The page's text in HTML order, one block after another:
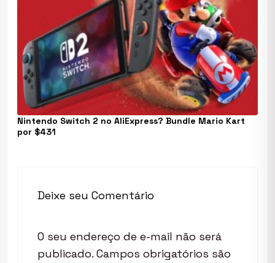
Nintendo Switch 2 no AliExpress? Bundle Mario Kart
por $431
Deixe seu Comentário
O seu endereço de e-mail não será
publicado. Campos obrigatórios são